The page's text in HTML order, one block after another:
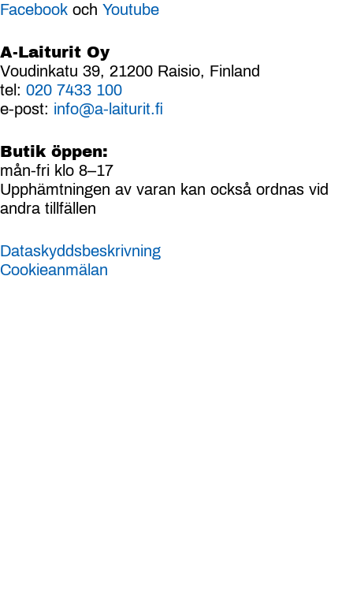
Facebook och Youtube
A-Laiturit Oy
Voudinkatu 39, 21200 Raisio, Finland
tel: 020 7433 100
e-post: info@a-laiturit.fi
Butik öppen:
mån-fri klo 8–17
Upphämtningen av varan kan också ordnas vid
andra tillfällen
Dataskyddsbeskrivning
Cookieanmälan